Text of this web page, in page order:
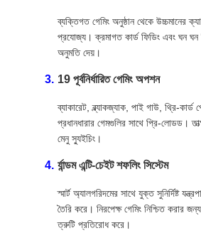
ব্যক্তিগত গেমিং অনুষ্ঠান থেকে উচ্চমানের
প্রযোজ্য। ক্রমাগত কার্ড ফিডিং এবং ঘন ঘন
অনুমতি দেয়।
19 পূর্বনির্ধারিত গেমিং অপশন
ব্যাকারেট, ব্ল্যাকজ্যাক, পাই গাউ, থ্রি-
প্রধানধারার গেমগুলির সাথে প্রি-লোডড।
মেনু স্যুইচিং।
র্যান্ডম এন্টি-চেইট শফলিং সিস্টেম
স্মার্ট অ্যালগরিদমের সাথে যুক্ত সুনির্দিষ্ট
তৈরি করে। নিরপেক্ষ গেমিং নিশ্চিত করার
ত্রুটি প্রতিরোধ করে।